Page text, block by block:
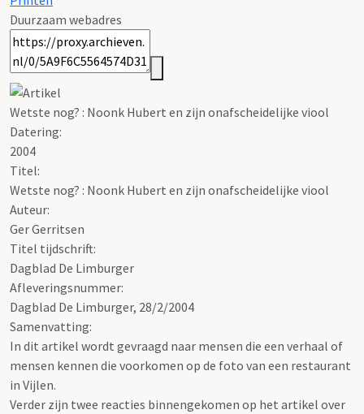
Duurzaam webadres
Wetste nog? : Noonk Hubert en zijn onafscheidelijke viool
Datering:
2004
Titel:
Wetste nog? : Noonk Hubert en zijn onafscheidelijke viool
Auteur:
Ger Gerritsen
Titel tijdschrift:
Dagblad De Limburger
Afleveringsnummer:
Dagblad De Limburger, 28/2/2004
Samenvatting:
In dit artikel wordt gevraagd naar mensen die een verhaal of
mensen kennen die voorkomen op de foto van een restaurant
in Vijlen.
Verder zijn twee reacties binnengekomen op het artikel over